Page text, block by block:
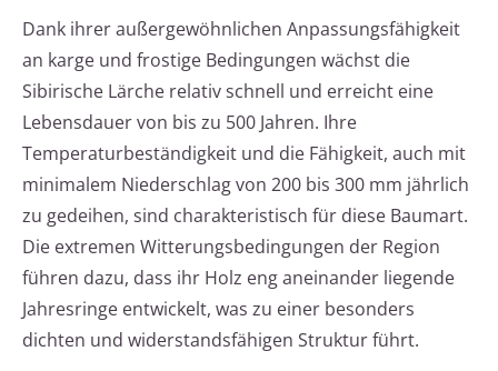
Dank ihrer außergewöhnlichen Anpassungsfähigkeit
an karge und frostige Bedingungen wächst die
Sibirische Lärche relativ schnell und erreicht eine
Lebensdauer von bis zu 500 Jahren. Ihre
Temperaturbeständigkeit und die Fähigkeit, auch mit
minimalem Niederschlag von 200 bis 300 mm jährlich
zu gedeihen, sind charakteristisch für diese Baumart.
Die extremen Witterungsbedingungen der Region
führen dazu, dass ihr Holz eng aneinander liegende
Jahresringe entwickelt, was zu einer besonders
dichten und widerstandsfähigen Struktur führt.